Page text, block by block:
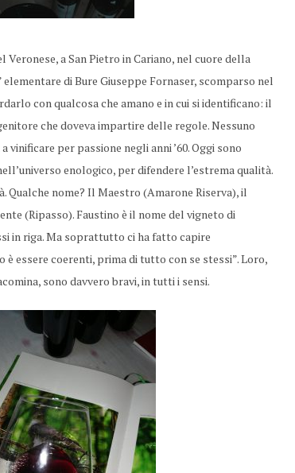
a San Pietro in Cariano, nel cuore della
di Bure Giuseppe Fornaser, scomparso nel
con qualcosa che amano e in cui si identificano: il
che doveva impartire delle regole. Nessuno
per passione negli anni ’60. Oggi sono
enologico, per difendere l’estrema qualità.
Qualche nome? Il Maestro (Amarone Riserva), il
(Ripasso). Faustino è il nome del vigneto di
in riga. Ma soprattutto ci ha fatto capire
essere coerenti, prima di tutto con se stessi”. Loro,
sono davvero bravi, in tutti i sensi.